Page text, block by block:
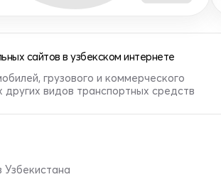
сайтов в узбекском интернете
грузового и коммерческого
других видов транспортных средств